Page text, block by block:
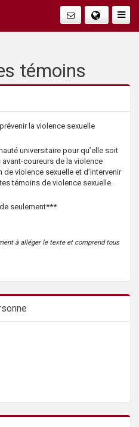
Faire
témoins
la violence sexuelle
universitaire pour qu’elle soit
coureurs de la violence
de violence sexuelle et d’intervenir
témoins de violence sexuelle.
seulement***
à alléger le texte et comprend tous